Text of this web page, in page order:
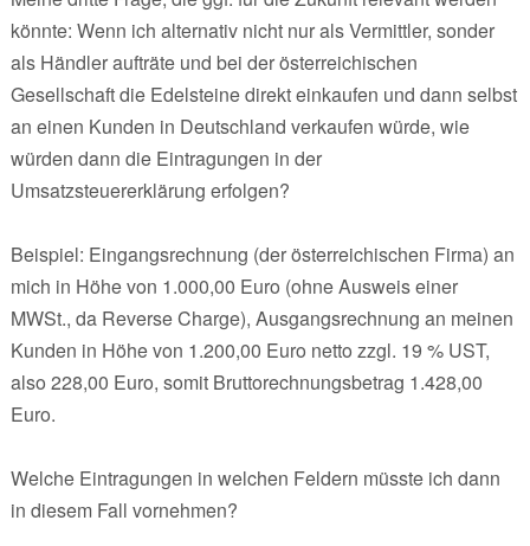
könnte: Wenn ich alternativ nicht nur als Vermittler, sonder
als Händler aufträte und bei der österreichischen
Gesellschaft die Edelsteine direkt einkaufen und dann selbst
an einen Kunden in Deutschland verkaufen würde, wie
würden dann die Eintragungen in der
Umsatzsteuererklärung erfolgen?
Beispiel: Eingangsrechnung (der österreichischen Firma) an
mich in Höhe von 1.000,00 Euro (ohne Ausweis einer
MWSt., da Reverse Charge), Ausgangsrechnung an meinen
Kunden in Höhe von 1.200,00 Euro netto zzgl. 19 % UST,
also 228,00 Euro, somit Bruttorechnungsbetrag 1.428,00
Euro.
Welche Eintragungen in welchen Feldern müsste ich dann
in diesem Fall vornehmen?